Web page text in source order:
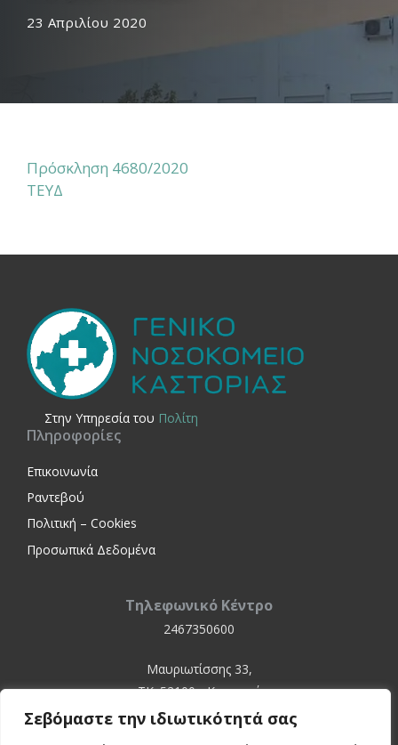
Σεβόμαστε την ιδιωτικότητά σας
23 Απριλίου 2020
Πρόσκληση 4680/2020
ΤΕΥΔ
Στην Yπηρεσία του Πολίτη
Πληροφορίες
Επικοινωνία
Ραντεβού
Πολιτική – Cookies
Προσωπικά Δεδομένα
Τηλεφωνικό Κέντρο
2467350600
Μαυριωτίσσης 33,
ΤΚ. 52100 - Καστοριά